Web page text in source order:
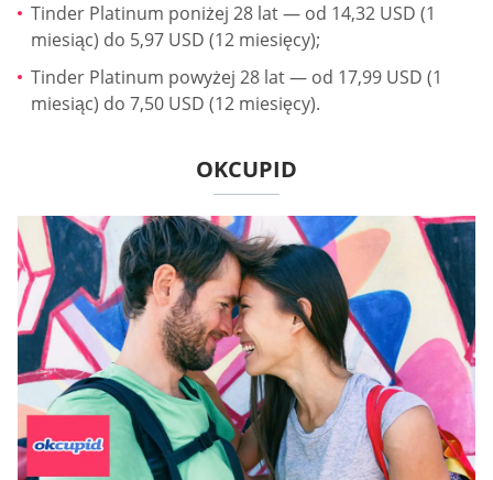
Tinder Platinum poniżej 28 lat — od 14,32 USD (1
miesiąc) do 5,97 USD (12 miesięcy);
Tinder Platinum powyżej 28 lat — od 17,99 USD (1
miesiąc) do 7,50 USD (12 miesięcy).
OKCUPID